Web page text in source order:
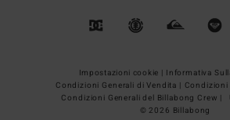
Impostazioni cookie | Informativa
Condizioni Generali di Vendita | Condizioni
Condizioni Generali del Billabong Crew |
© 2026 Billabong